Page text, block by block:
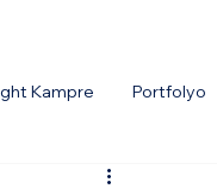
Kampre Portfolyo